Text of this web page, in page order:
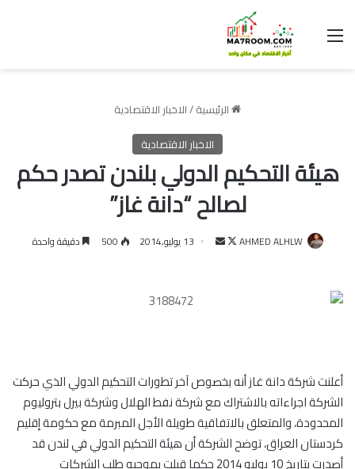
القائمة
الرئيسية/الاخبار الاقتصادية
الاخبار الاقتصادية
هيئة التحكيم الدولي بلندن تصدر حكم
لصالح “دانة غاز”
AHMED ALHLW
تابعأرسل 13 يوليو,2014 500 دقيقة واحدة
أعلنت شركة دانة غاز أنه بخصوص آخر تطورات التحكيم الدولي الذي حركت
الشركة اجراءاته بالاشتراك مع شركة نفط الهلال وشركة بيرل بتروليوم
المحدودة، والمتعلق بالاتفاقية طويلة الأجل المبرمة مع حكومة إقليم
كردستان العراق، توضح الشركة أن هيئة التحكيم الدولي في لندن قد
أصدرت بتاريخ 10 يوليو 2014 حكما قبلت بموجبه طلب الشركات